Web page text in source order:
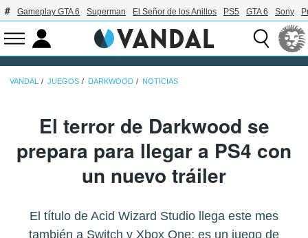
Gameplay GTA 6 Superman El Señor de los Anillos PS5 GTA 6 Sony
VANDAL JUEGOS DARKWOOD NOTICIAS
El terror de Darkwood se
prepara para llegar a PS4 con
un nuevo tráiler
El título de Acid Wizard Studio llega este mes
también a Switch y Xbox One; es un juego de